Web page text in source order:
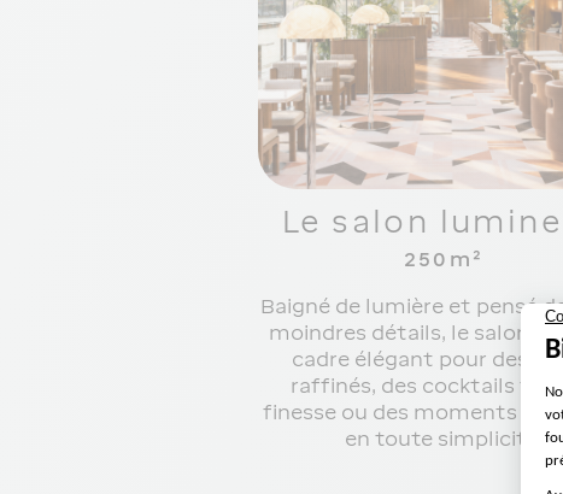
Le salon
250m²
Baigné de lumière et pensé
moindres détails, le salon
cadre élégant pour des
raffinés, des cocktails
finesse ou des moments à
en toute simplicité.